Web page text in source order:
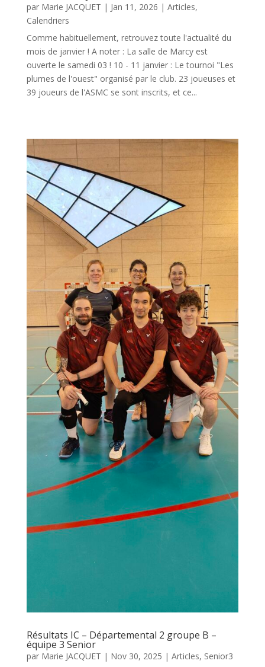
par Marie JACQUET | Jan 11, 2026 | Articles,
Calendriers
Comme habituellement, retrouvez toute l'actualité du
mois de janvier ! A noter : La salle de Marcy est
ouverte le samedi 03 ! 10 - 11 janvier : Le tournoi "Les
plumes de l'ouest" organisé par le club. 23 joueuses et
39 joueurs de l'ASMC se sont inscrits, et ce...
Résultats IC – Départemental 2 groupe B –
équipe 3 Senior
par Marie JACQUET | Nov 30, 2025 | Articles, Senior3